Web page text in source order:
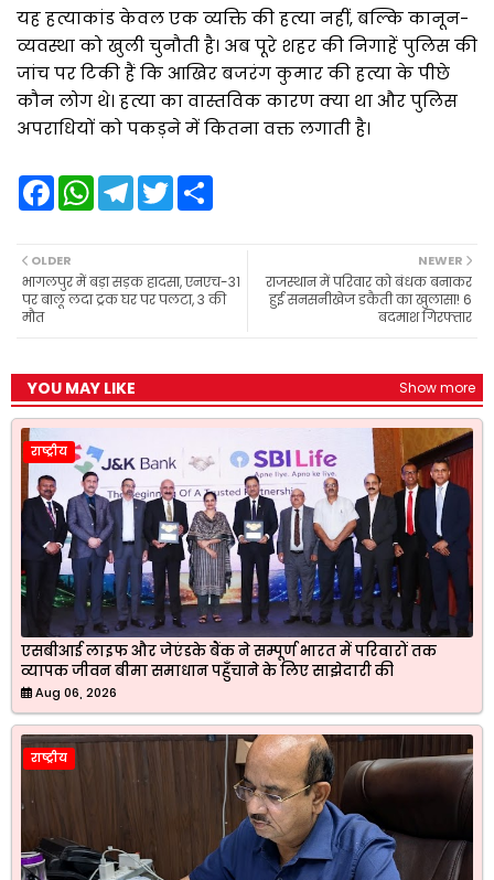
यह हत्याकांड केवल एक व्यक्ति की हत्या नहीं, बल्कि कानून-
व्यवस्था को खुली चुनौती है। अब पूरे शहर की निगाहें पुलिस की
जांच पर टिकी हैं कि आखिर बजरंग कुमार की हत्या के पीछे
कौन लोग थे। हत्या का वास्तविक कारण क्या था और पुलिस
अपराधियों को पकड़ने में कितना वक्त लगाती है।
F
a
b
o
o
k
W
A
p
p
T
e
r
a
m
T
w
e
r
NEWER
राजस्थान में परिवार को बंधक बनाकर
हुई सनसनीखेज डकैती का खुलासा! 6
बदमाश गिरफ्तार
OLDER
भागलपुर में बड़ा सड़क हादसा, एनएच-31
पर बालू लदा ट्रक घर पर पलटा, 3 की
मौत
YOU MAY LIKE Show more
राष्ट्रीय
एसबीआई लाइफ और जेएंडके बैंक ने सम्पूर्ण भारत में परिवारों तक
व्यापक जीवन बीमा समाधान पहुँचाने के लिए साझेदारी की
Aug 06, 2026
राष्ट्रीय